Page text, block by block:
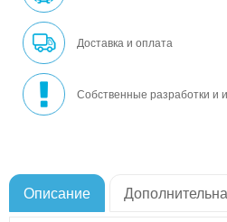
Доставка и оплата
Собственные разработки и
Описание